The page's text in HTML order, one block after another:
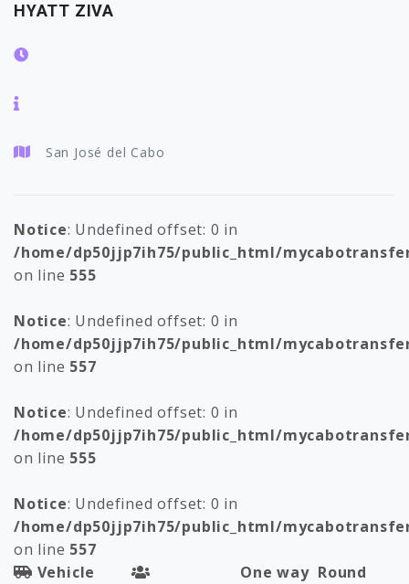
HYATT ZIVA
San José del Cabo
Notice: Undefined offset: 0 in
/home/dp50jjp7ih75/public_html/
on line 555
Notice: Undefined offset: 0 in
/home/dp50jjp7ih75/public_html/
on line 557
Notice: Undefined offset: 0 in
/home/dp50jjp7ih75/public_html/
on line 555
Notice: Undefined offset: 0 in
/home/dp50jjp7ih75/public_html/
on line 557
Vehicle
One way Round